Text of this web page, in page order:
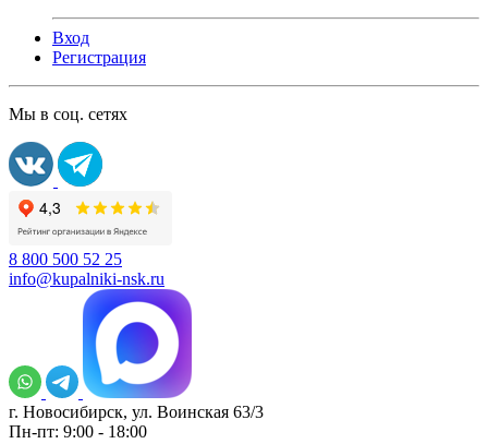
Вход
Регистрация
Мы в соц. сетях
8 800 500 52 25
info@kupalniki-nsk.ru
г. Новосибирск, ул. Воинская 63/3
Пн-пт: 9:00 - 18:00